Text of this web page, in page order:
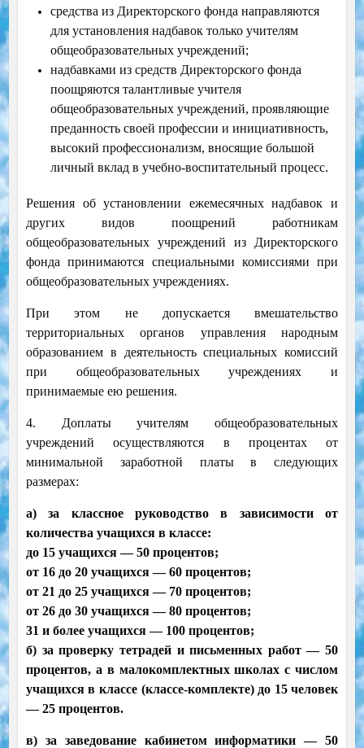
средства из Директорского фонда направляются
для установления надбавок только учителям
общеобразовательных учреждений;
надбавками из средств Директорского фонда
поощряются талантливые учителя
общеобразовательных учреждений, проявляющие
преданность своей профессии и инициативность,
высокий профессионализм, вносящие большой
личный вклад в учебно-воспитательный процесс.
Решения об установлении ежемесячных надбавок и
других видов поощрений работникам
общеобразовательных учреждений из Директорского
фонда принимаются специальными комиссиями при
общеобразовательных учреждениях.
При этом не допускается вмешательство
территориальных органов управления народным
образованием в деятельность специальных комиссий
при общеобразовательных учреждениях и
принимаемые ею решения.
4. Доплаты учителям общеобразовательных
учреждений осуществляются в процентах от
минимальной заработной платы в следующих
размерах:
а) за классное руководство в зависимости от
количества учащихся в классе:
до 15 учащихся — 50 процентов;
от 16 до 20 учащихся — 60 процентов;
от 21 до 25 учащихся — 70 процентов;
от 26 до 30 учащихся — 80 процентов;
31 и более учащихся — 100 процентов;
б) за проверку тетрадей и письменных работ — 50
процентов, а в малокомплектных школах с числом
учащихся в классе (классе-комплекте) до 15 человек
— 25 процентов.
в) за заведование кабинетом информатики — 50